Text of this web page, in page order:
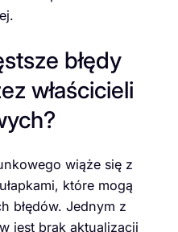
błędy
właścicieli
wiąże się z
które mogą
błędów. Jednym z
jest brak aktualizacji